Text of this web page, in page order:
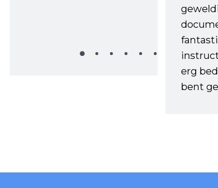
erg
bent